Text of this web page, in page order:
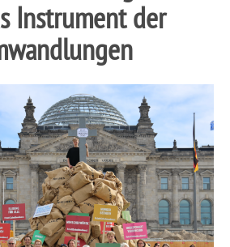
Instrument der